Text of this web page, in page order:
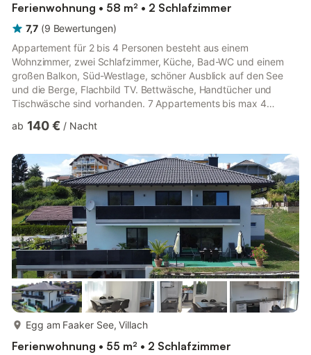
Ferienwohnung • 58 m² • 2 Schlafzimmer
7,7 (9 Bewertungen)
Appartement für 2 bis 4 Personen besteht aus einem
Wohnzimmer, zwei Schlafzimmer, Küche, Bad-WC und einem
großen Balkon, Süd-Westlage, schöner Ausblick auf den See
und die Berge, Flachbild TV. Bettwäsche, Handtücher und
Tischwäsche sind vorhanden. 7 Appartements bis max 4
und Umkleidekabinen Schöne Lage am Faaker See Große
TV Brötchenservice Haustiere auf Anfrage willkommen Kleiner,
gepflegter Privatbadestrand am Faaker See mit flachem Ufer
und Umkleidekabine - eignet s...
ab 140 € / Nacht
Egg am Faaker See, Villach
Ferienwohnung • 55 m² • 2 Schlafzimmer